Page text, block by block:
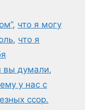
, что я могу
, что я
вы думали,
у нас с
ссор.